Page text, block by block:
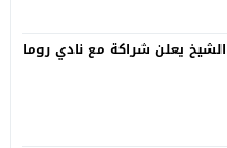
يعلن شراكة مع نادي روما